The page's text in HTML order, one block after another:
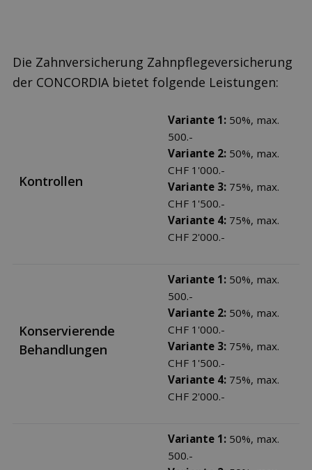
Die Zahnversicherung Zahnpflegeversicherung
der CONCORDIA bietet folgende Leistungen:
Kontrollen
Variante 1: 50%, max.
500.-
Variante 2: 50%, max.
CHF 1'000.-
Variante 3: 75%, max.
CHF 1'500.-
Variante 4: 75%, max.
CHF 2'000.-
Konservierende
Behandlungen
Variante 1: 50%, max.
500.-
Variante 2: 50%, max.
CHF 1'000.-
Variante 3: 75%, max.
CHF 1'500.-
Variante 4: 75%, max.
CHF 2'000.-
Variante 1: 50%, max.
500.-